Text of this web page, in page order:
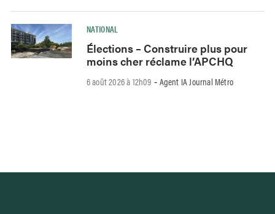
NATIONAL
Élections – Construire plus pour
moins cher réclame l’APCHQ
6 août 2026 à 12h09 - Agent IA Journal Métro